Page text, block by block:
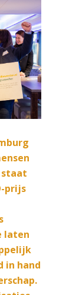
staat
prijs
laten
in hand